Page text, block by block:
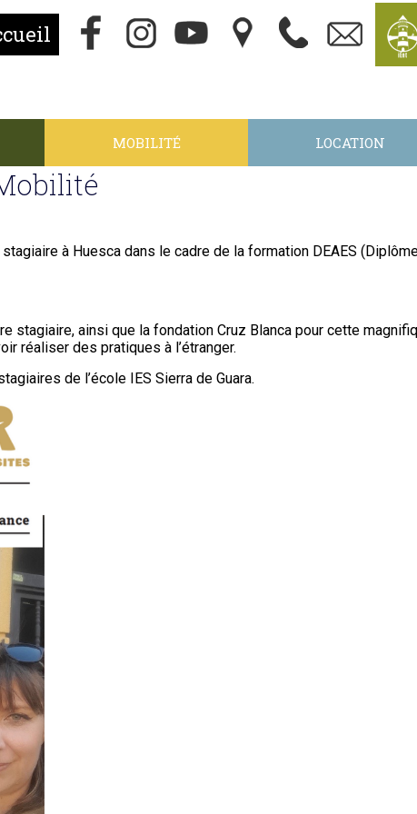
MOBILITÉ LOCATION
à Huesca dans le cadre de la formation DEAES
stagiaire, ainsi que la fondation Cruz Blanca pour cette
réaliser des pratiques à l’étranger.
de l’école IES Sierra de Guara.